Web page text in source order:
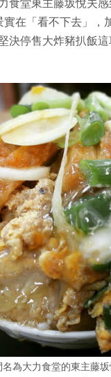
食堂東主藤坂悅夫
在「看不下去」
決停售大炸豬扒飯
為大力食堂的東主藤